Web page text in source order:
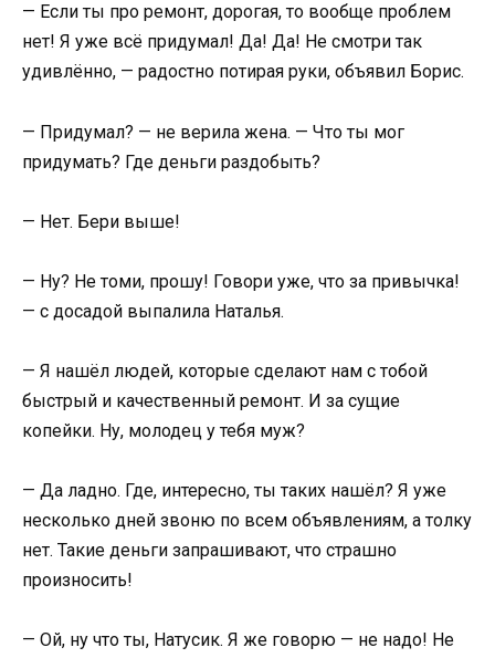
— Если ты про ремонт, дорогая, то вообще проблем
нет! Я уже всё придумал! Да! Да! Не смотри так
удивлённо, — радостно потирая руки, объявил Борис.
— Придумал? — не верила жена. — Что ты мог
придумать? Где деньги раздобыть?
— Нет. Бери выше!
— Ну? Не томи, прошу! Говори уже, что за привычка!
— с досадой выпалила Наталья.
— Я нашёл людей, которые сделают нам с тобой
быстрый и качественный ремонт. И за сущие
копейки. Ну, молодец у тебя муж?
— Да ладно. Где, интересно, ты таких нашёл? Я уже
несколько дней звоню по всем объявлениям, а толку
нет. Такие деньги запрашивают, что страшно
произносить!
— Ой, ну что ты, Натусик. Я же говорю — не надо! Не